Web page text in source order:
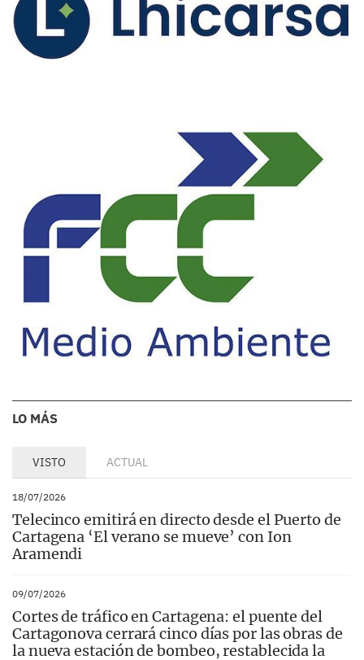
LO MÁS
VISTO ACTUAL
18/07/2026
Telecinco emitirá en directo desde el Puerto de
Cartagena ‘El verano se mueve’ con Ion
Aramendi
09/07/2026
Cortes de tráfico en Cartagena: el puente del
Cartagonova cerrará cinco días por las obras de
la nueva estación de bombeo, restablecida la